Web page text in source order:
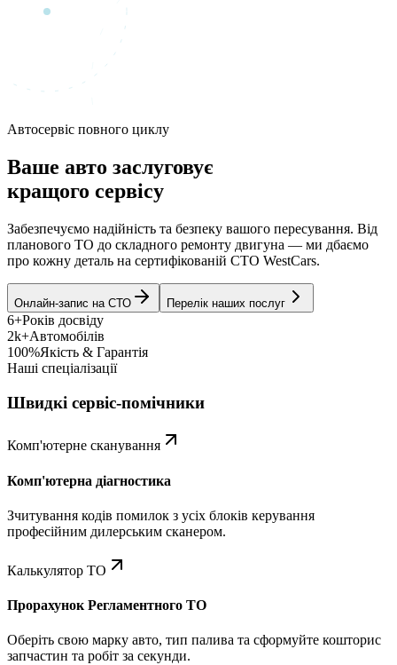
Автосервіс повного циклу
Ваше авто заслуговує
кращого сервісу
Забезпечуємо надійність та безпеку вашого пересування. Від
планового ТО до складного ремонту двигуна — ми дбаємо
про кожну деталь на сертифікованій СТО WestCars.
Онлайн-запис на СТО Перелік наших послуг
6+Років досвіду
2k+Автомобілів
100%Якість & Гарантія
Наші спеціалізації
Швидкі сервіс-помічники
Комп'ютерне сканування
Комп'ютерна діагностика
Зчитування кодів помилок з усіх блоків керування
професійним дилерським сканером.
Калькулятор ТО
Прорахунок Регламентного ТО
Оберіть свою марку авто, тип палива та сформуйте кошторис
запчастин та робіт за секунди.